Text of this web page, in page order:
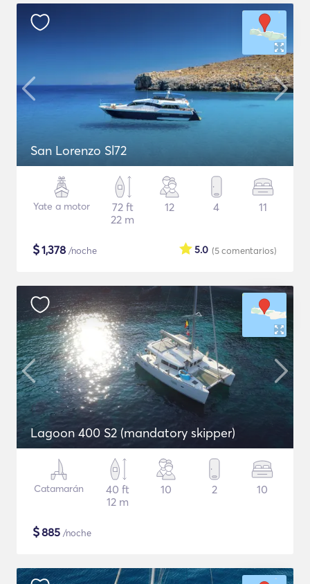
San Lorenzo Sl72
Yate a motor
72 ft
22 m
12 4 11
$1,378 /noche (5comentarios)
5.0
Lagoon 400 S2 (mandatory skipper)
Catamarán
40 ft
12 m
10 2 10
$885 /noche